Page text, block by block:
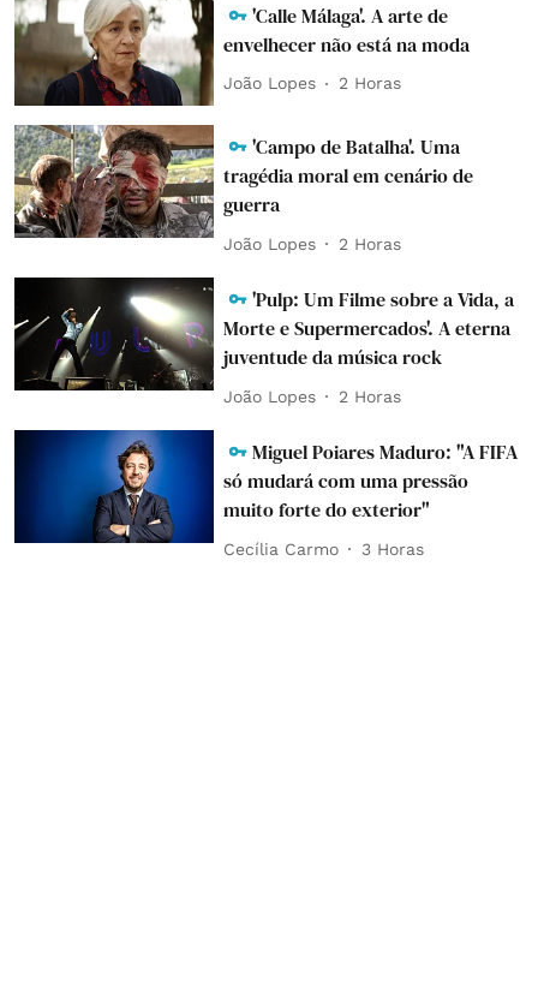
'Calle Málaga'. A arte de
envelhecer não está na moda
João Lopes 2 Horas
'Campo de Batalha'. Uma
tragédia moral em cenário de
guerra
João Lopes 2 Horas
'Pulp: Um Filme sobre a Vida, a
Morte e Supermercados'. A eterna
juventude da música rock
João Lopes 2 Horas
Miguel Poiares Maduro: "A FIFA
só mudará com uma pressão
muito forte do exterior"
Cecília Carmo 3 Horas